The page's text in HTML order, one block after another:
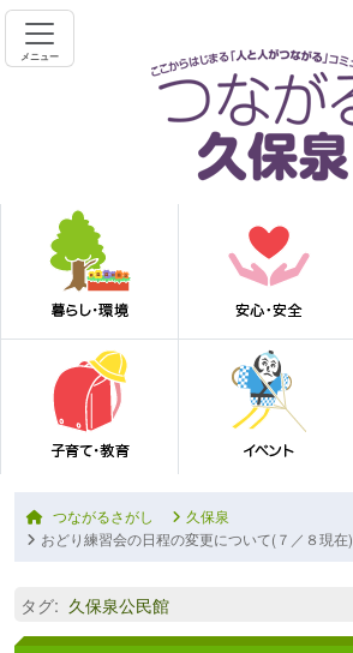
メニュー
つながるさがし
久保泉
おどり練習会の日程の変更について(７／８現在)
タグ: 久保泉公民館